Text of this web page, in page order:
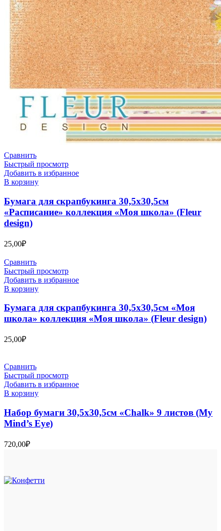
Сравнить
Быстрый просмотр
Добавить в избранное
В корзину
Бумага для скрапбукинга 30,5х30,5см
«Расписание» коллекция «Моя школа» (Fleur
design)
25,00₽
Сравнить
Быстрый просмотр
Добавить в избранное
В корзину
Бумага для скрапбукинга 30,5х30,5см «Моя
школа» коллекция «Моя школа» (Fleur design)
25,00₽
Сравнить
Быстрый просмотр
Добавить в избранное
В корзину
Набор бумаги 30,5х30,5см «Chalk» 9 листов (My
Mind’s Eye)
720,00₽